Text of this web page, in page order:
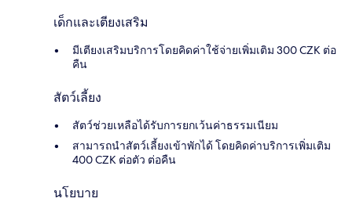
เด็กและเตียงเสริม
มีเตียงเสริมบริการโดยคิดค่าใช้จ่ายเพิ่มเติม 300 CZK ต่อ
คืน
สัตว์เลี้ยง
สัตว์ช่วยเหลือได้รับการยกเว้นค่าธรรมเนียม
สามารถนำสัตว์เลี้ยงเข้าพักได้ โดยคิดค่าบริการเพิ่มเติม
400 CZK ต่อตัว ต่อคืน
นโยบาย